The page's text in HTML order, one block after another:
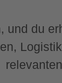
du